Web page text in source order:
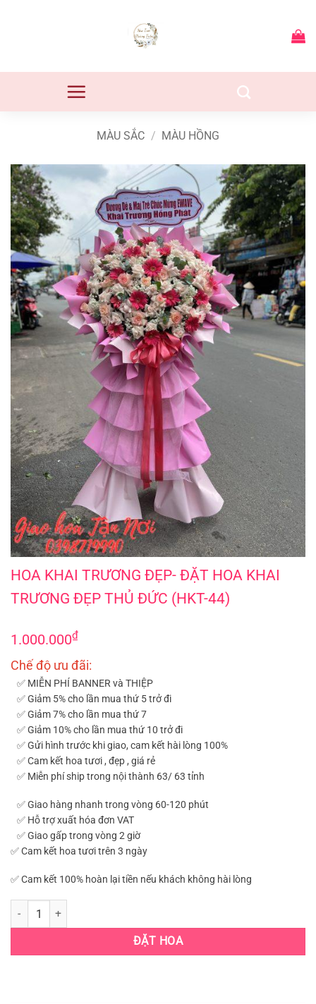
MÀU SẮC / MÀU HỒNG
HOA KHAI TRƯƠNG ĐẸP- ĐẶT HOA KHAI
TRƯƠNG ĐẸP THỦ ĐỨC (HKT-44)
1.000.000₫
Chế độ ưu đãi:
✅ MIỄN PHÍ BANNER và THIỆP
✅ Giảm 5% cho lần mua thứ 5 trở đi
✅ Giảm 7% cho lần mua thứ 7
✅ Giảm 10% cho lần mua thứ 10 trở đi
✅ Gửi hình trước khi giao, cam kết hài lòng 100%
✅ Cam kết hoa tươi , đẹp , giá rẻ
✅ Miễn phí ship trong nội thành 63/ 63 tỉnh
✅ Giao hàng nhanh trong vòng 60-120 phút
✅ Hỗ trợ xuất hóa đơn VAT
✅ Giao gấp trong vòng 2 giờ
✅ Cam kết hoa tươi trên 3 ngày
✅ Cam kết 100% hoàn lại tiền nếu khách không hài lòng
HOA KHAI TRƯƠNG ĐẸP- ĐẶT HOA KHAI TRƯƠNG ĐẸP THỦ ĐỨC
ĐẶT HOA